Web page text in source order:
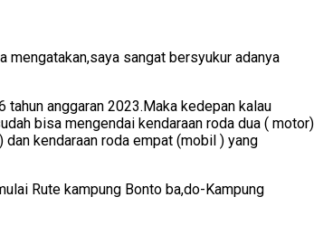
mengatakan,saya sangat bersyukur adanya
tahun anggaran 2023.Maka kedepan kalau
bisa mengendai kendaraan roda dua ( motor)
kendaraan roda empat (mobil ) yang
Rute kampung Bonto ba,do-Kampung